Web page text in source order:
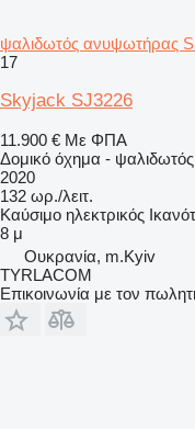
ψαλιδωτός ανυψωτήρας
17
Skyjack SJ3226
11.900 € Με ΦΠΑ
Δομικό όχημα -
2020
132 ωρ./λειτ.
Καύσιμο ηλεκτρικός
8 μ
Ουκρανία, m.Kyiv
TYRLACOM
Επικοινωνία με τον